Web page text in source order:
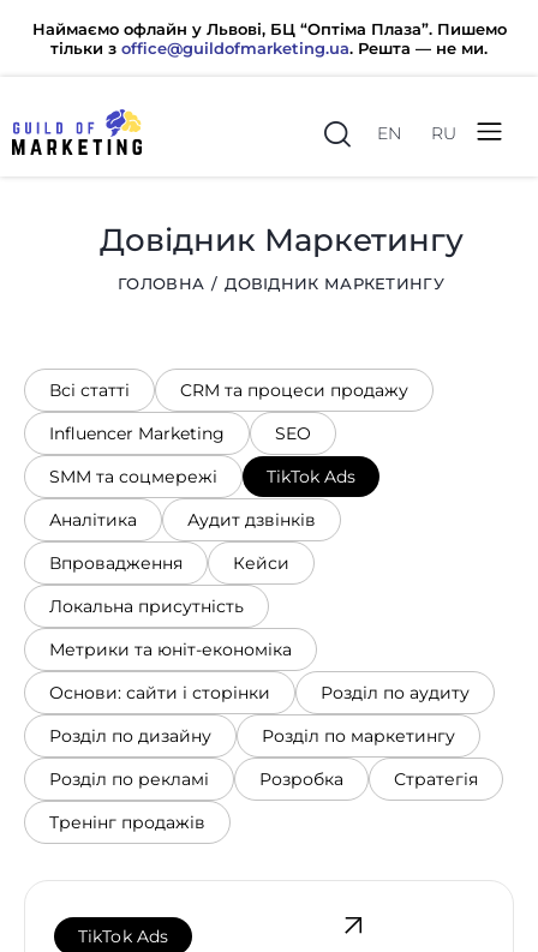
Наймаємо офлайн у Львові, БЦ “Оптіма Плаза”. Пишемо
тільки з office@guildofmarketing.ua. Решта — не ми.
EN RU
Довідник Маркетингу
ГОЛОВНА ДОВІДНИК МАРКЕТИНГУ
CRM та процеси продажу
Influencer Marketing
SEO
SMM та соцмережі
TikTok Ads
Аналітика
Аудит дзвінків
Впровадження
Кейси
Локальна присутність
Метрики та юніт-економіка
Основи: сайти і сторінки
Розділ по аудиту
Розділ по дизайну
Розділ по маркетингу
Розділ по рекламі
Розробка
Стратегія
Тренінг продажів
Всі статті
TikTok Ads
office@guildofmarketing.ua
0 800 20 80 85
Безкоштовна лінія для дзвінків
Напишіть нам